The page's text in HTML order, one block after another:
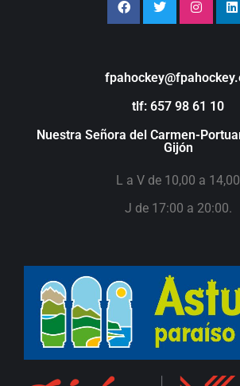
tlf: 657 98 61 10
Nuestra Señora del Carmen-
Gijón
L a V de 10,00 a 14,00
J de 17:00 a 20:00.